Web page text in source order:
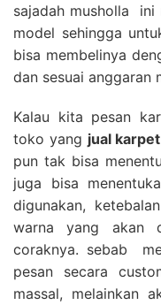
sajadah musholla ini
model sehingga
bisa membelinya
dan sesuai anggaran
Kalau kita pesan
toko yang jual
pun tak bisa
juga bisa
digunakan,
warna yang akan
coraknya. sebab
pesan secara
massal, melainkan